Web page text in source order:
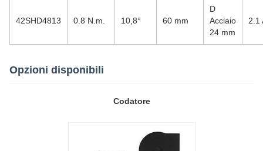
42SHD4813 0.8 N.m. 10,8° 60 mm
D
Acciaio
24 mm
2.1
Opzioni disponibili
Codatore